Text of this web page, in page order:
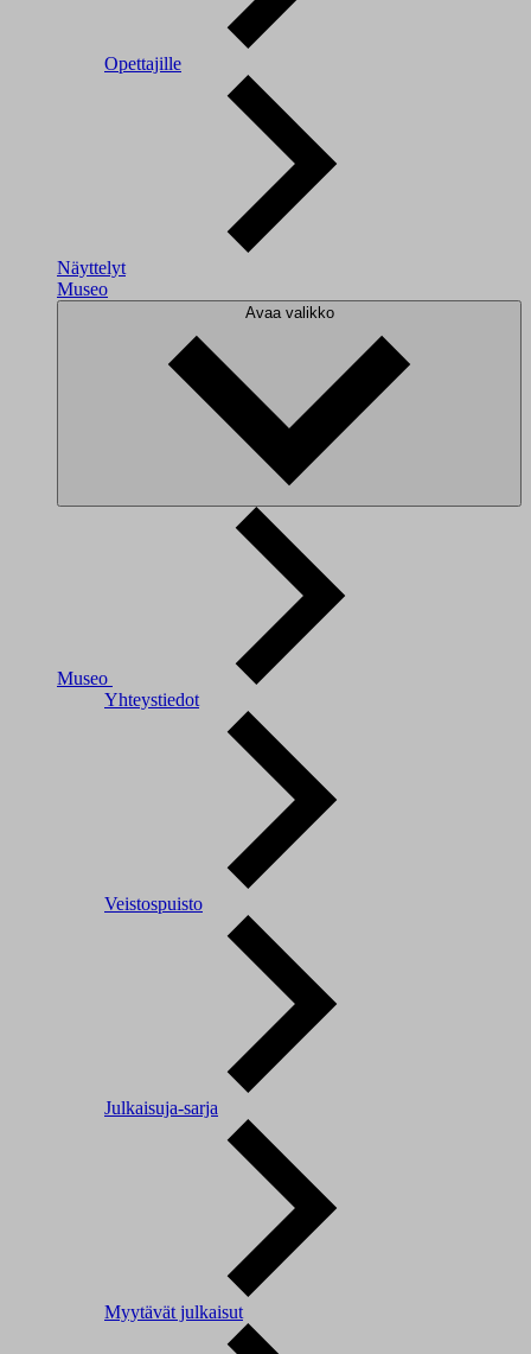
Opettajille
Näyttelyt
Museo
Avaa valikko
Museo
Yhteystiedot
Veistospuisto
Julkaisuja-sarja
Myytävät julkaisut